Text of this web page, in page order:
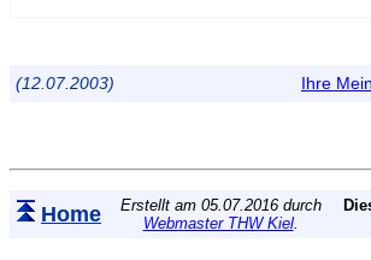
(12.07.2003) Ihre
Home
Erstellt am 05.07.2016 durch
Webmaster THW Kiel.